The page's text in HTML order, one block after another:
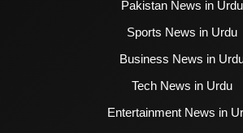
Pakistan News in Urdu
Sports News in Urdu
Business News in
Tech News in Urdu
Entertainment News in